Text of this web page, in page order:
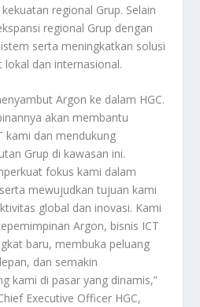
regional Grup. Selain
regional Grup dengan
serta meningkatkan solusi
lokal dan internasional.
Argon ke dalam HGC.
akan membantu
kami dan mendukung
Grup di kawasan ini.
fokus kami dalam
mewujudkan tujuan kami
global dan inovasi. Kami
Argon, bisnis ICT
baru, membuka peluang
dan semakin
kami di pasar yang dinamis,”
Executive Officer HGC,